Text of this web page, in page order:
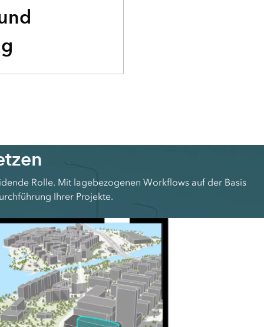
Rolle. Mit lagebezogenen Workflows auf der Basis
Ihrer Projekte.